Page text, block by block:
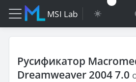
MSI Lab
Русификатор
Dreamweaver 2004 7.0